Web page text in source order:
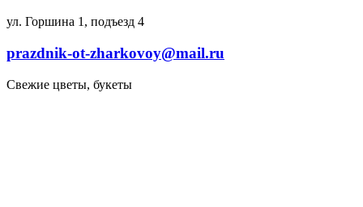
ул. Горшина 1, подъезд 4
prazdnik-ot-zharkovoy@mail.ru
Свежие цветы, букеты